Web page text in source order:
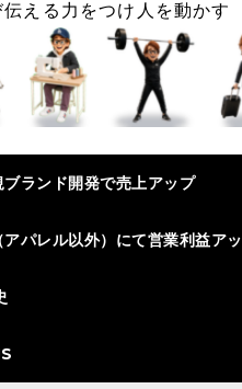
える力をつけ人を動かす
ランド開発で売上アップ
パレル以外）にて営業利益ア